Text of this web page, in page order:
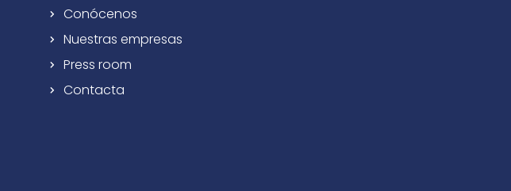
Conócenos
Nuestras empresas
Press room
Contacta